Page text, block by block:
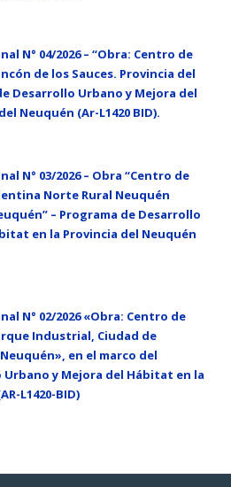
N° 04/2026 – “Obra: Centro de
de los Sauces. Provincia del
Desarrollo Urbano y Mejora del
Neuquén (Ar-L1420 BID).
N° 03/2026 – Obra “Centro de
Norte Rural Neuquén
– Programa de Desarrollo
en la Provincia del Neuquén
N° 02/2026 «Obra: Centro de
Industrial, Ciudad de
en el marco del
y Mejora del Hábitat en la
L1420-BID)